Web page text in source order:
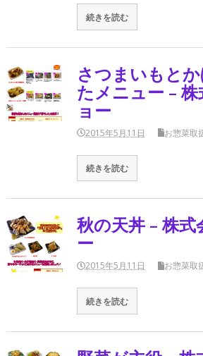
続きを読む
さつまいもと
たメニュー –
ョー
2015年5月11日 お惣菜取
続きを読む
秋の天丼 – 株式
ー
2015年5月11日 お惣菜取
続きを読む